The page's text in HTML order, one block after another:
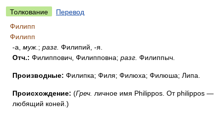
Толкование
Перевод
Филипп
Филипп
-а, муж. ; разг. Филипий, -я.
Отч.: Филиппович, Филипповна; разг. Филиппыч.
Производные: Филипка; Филя; Филюха; Филюша; Липа.
Происхождение: (Греч. личное имя Philippos. От philippos —
любящий коней.)